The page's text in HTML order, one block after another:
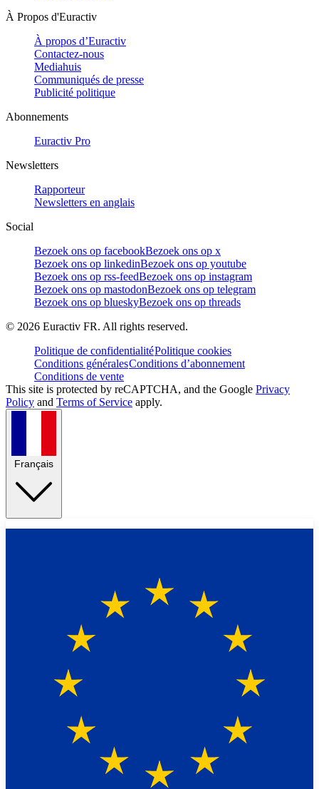
À Propos d'Euractiv
À propos d’Euractiv
Contactez-nous
Mediahuis
Communiqués de presse
Publicité politique
Abonnements
Euractiv Pro
Newsletters
Rapporteur
Newsletters en anglais
Social
Bezoek ons op facebookBezoek ons op x
Bezoek ons op linkedinBezoek ons op youtube
Bezoek ons op rss-feedBezoek ons op instagram
Bezoek ons op mastodonBezoek ons op telegram
Bezoek ons op blueskyBezoek ons op threads
© 2026 Euractiv FR. All rights reserved.
Politique de confidentialitéPolitique cookies
Conditions généralesConditions d’abonnement
Conditions de vente
This site is protected by reCAPTCHA, and the Google Privacy
Policy and Terms of Service apply.
Français